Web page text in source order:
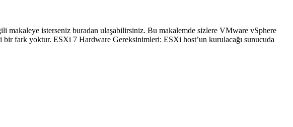
makaleye isterseniz buradan ulaşabilirsiniz. Bu makalemde sizlere VMware vSphere
bir fark yoktur. ESXi 7 Hardware Gereksinimleri: ESXi host’un kurulacağı sunucuda